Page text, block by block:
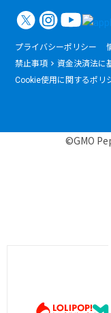
プライバシーポリシー
禁止事項
資金決済法に
Cookie使用に関するポリ
©GMO